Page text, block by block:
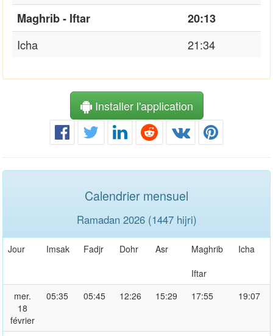
Maghrib - Iftar
20:13
Icha
21:34
Installer l'application
Calendrier mensuel
Ramadan 2026 (1447 hijri)
Jour Imsak Fadjr Dohr Asr
Maghrib
Iftar
Icha
mer.
18
février
05:35 05:45 12:26 15:29 17:55 19:07